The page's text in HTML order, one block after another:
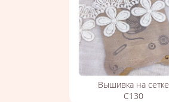
Вышивка на сетке
С130